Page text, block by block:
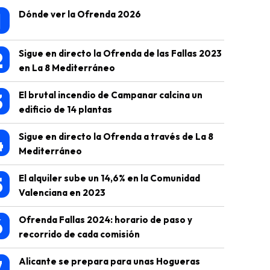
Dónde ver la Ofrenda 2026
Sigue en directo la Ofrenda de las Fallas 2023
en La 8 Mediterráneo
El brutal incendio de Campanar calcina un
edificio de 14 plantas
Sigue en directo la Ofrenda a través de La 8
Mediterráneo
El alquiler sube un 14,6% en la Comunidad
Valenciana en 2023
Ofrenda Fallas 2024: horario de paso y
recorrido de cada comisión
Alicante se prepara para unas Hogueras